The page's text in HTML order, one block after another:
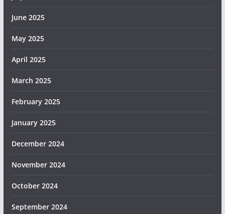
June 2025
May 2025
April 2025
March 2025
February 2025
January 2025
December 2024
November 2024
October 2024
September 2024